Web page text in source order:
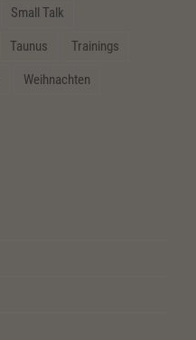
Small Talk
Taunus Trainings
Weihnachten